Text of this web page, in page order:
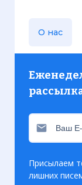
О нас
Присылаем
лишних